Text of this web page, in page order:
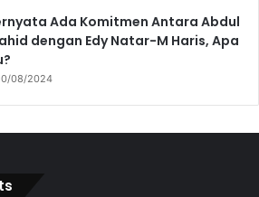
Ada Komitmen Antara Abdul
dengan Edy Natar-M Haris, Apa
08/2024